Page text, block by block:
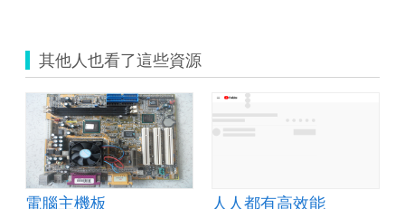
其他人也看了這些資源
電腦主機板 人人都有高效能